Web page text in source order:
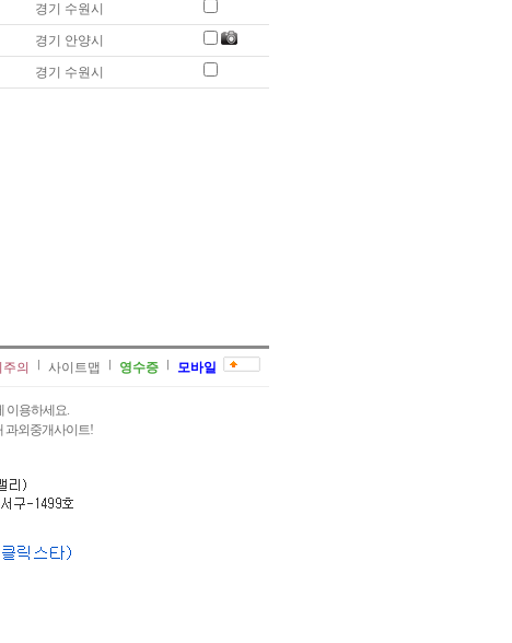
경기 수원시
경기 안양시
경기 수원시
의 사이트맵 영수증 모바일
이용하세요.
과외중개사이트!